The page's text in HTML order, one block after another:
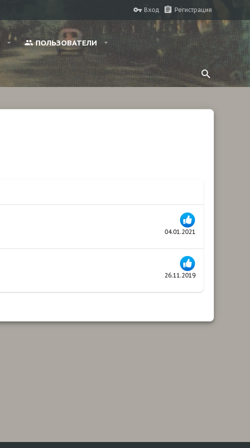
Вход Регистрация
ПОЛЬЗОВАТЕЛИ
04.01.2021
26.11.2019